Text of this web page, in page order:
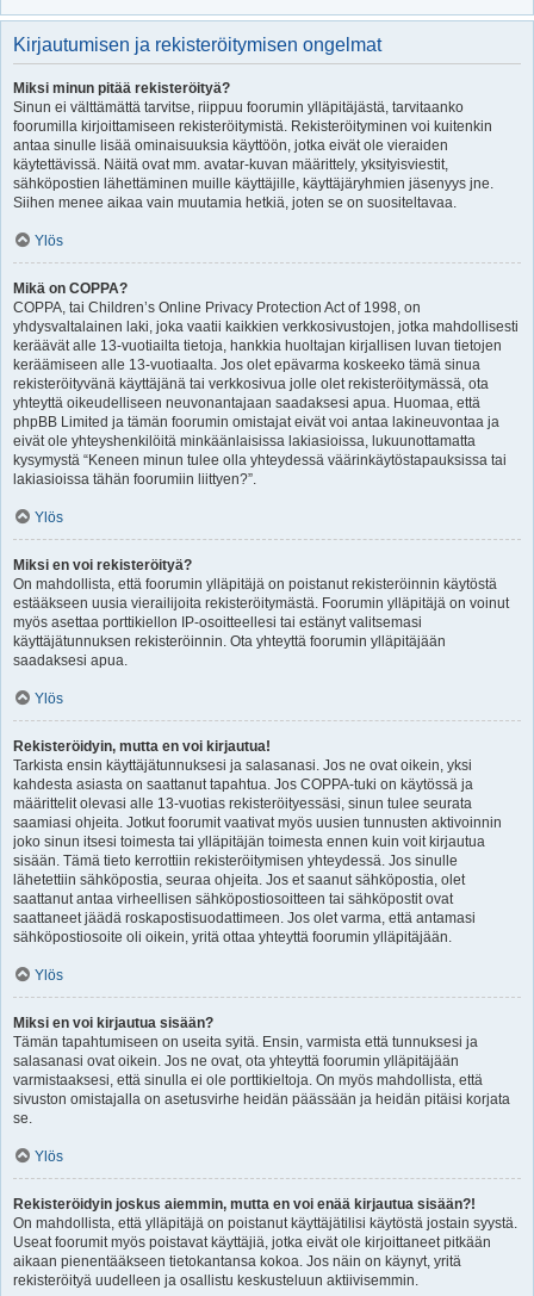
Kirjautumisen ja rekisteröitymisen ongelmat
Miksi minun pitää rekisteröityä?
Sinun ei välttämättä tarvitse, riippuu foorumin ylläpitäjästä, tarvitaanko
foorumilla kirjoittamiseen rekisteröitymistä. Rekisteröityminen voi kuitenkin
antaa sinulle lisää ominaisuuksia käyttöön, jotka eivät ole vieraiden
käytettävissä. Näitä ovat mm. avatar-kuvan määrittely, yksityisviestit,
sähköpostien lähettäminen muille käyttäjille, käyttäjäryhmien jäsenyys jne.
Siihen menee aikaa vain muutamia hetkiä, joten se on suositeltavaa.
Ylös
Mikä on COPPA?
COPPA, tai Children’s Online Privacy Protection Act of 1998, on
yhdysvaltalainen laki, joka vaatii kaikkien verkkosivustojen, jotka mahdollisesti
keräävät alle 13-vuotiailta tietoja, hankkia huoltajan kirjallisen luvan tietojen
keräämiseen alle 13-vuotiaalta. Jos olet epävarma koskeeko tämä sinua
rekisteröityvänä käyttäjänä tai verkkosivua jolle olet rekisteröitymässä, ota
yhteyttä oikeudelliseen neuvonantajaan saadaksesi apua. Huomaa, että
phpBB Limited ja tämän foorumin omistajat eivät voi antaa lakineuvontaa ja
eivät ole yhteyshenkilöitä minkäänlaisissa lakiasioissa, lukuunottamatta
kysymystä “Keneen minun tulee olla yhteydessä väärinkäytöstapauksissa tai
lakiasioissa tähän foorumiin liittyen?”.
Ylös
Miksi en voi rekisteröityä?
On mahdollista, että foorumin ylläpitäjä on poistanut rekisteröinnin käytöstä
estääkseen uusia vierailijoita rekisteröitymästä. Foorumin ylläpitäjä on voinut
myös asettaa porttikiellon IP-osoitteellesi tai estänyt valitsemasi
käyttäjätunnuksen rekisteröinnin. Ota yhteyttä foorumin ylläpitäjään
saadaksesi apua.
Ylös
Rekisteröidyin, mutta en voi kirjautua!
Tarkista ensin käyttäjätunnuksesi ja salasanasi. Jos ne ovat oikein, yksi
kahdesta asiasta on saattanut tapahtua. Jos COPPA-tuki on käytössä ja
määrittelit olevasi alle 13-vuotias rekisteröityessäsi, sinun tulee seurata
saamiasi ohjeita. Jotkut foorumit vaativat myös uusien tunnusten aktivoinnin
joko sinun itsesi toimesta tai ylläpitäjän toimesta ennen kuin voit kirjautua
sisään. Tämä tieto kerrottiin rekisteröitymisen yhteydessä. Jos sinulle
lähetettiin sähköpostia, seuraa ohjeita. Jos et saanut sähköpostia, olet
saattanut antaa virheellisen sähköpostiosoitteen tai sähköpostit ovat
saattaneet jäädä roskapostisuodattimeen. Jos olet varma, että antamasi
sähköpostiosoite oli oikein, yritä ottaa yhteyttä foorumin ylläpitäjään.
Ylös
Miksi en voi kirjautua sisään?
Tämän tapahtumiseen on useita syitä. Ensin, varmista että tunnuksesi ja
salasanasi ovat oikein. Jos ne ovat, ota yhteyttä foorumin ylläpitäjään
varmistaaksesi, että sinulla ei ole porttikieltoja. On myös mahdollista, että
sivuston omistajalla on asetusvirhe heidän päässään ja heidän pitäisi korjata
se.
Ylös
Rekisteröidyin joskus aiemmin, mutta en voi enää kirjautua sisään?!
On mahdollista, että ylläpitäjä on poistanut käyttäjätilisi käytöstä jostain syystä.
Useat foorumit myös poistavat käyttäjiä, jotka eivät ole kirjoittaneet pitkään
aikaan pienentääkseen tietokantansa kokoa. Jos näin on käynyt, yritä
rekisteröityä uudelleen ja osallistu keskusteluun aktiivisemmin.